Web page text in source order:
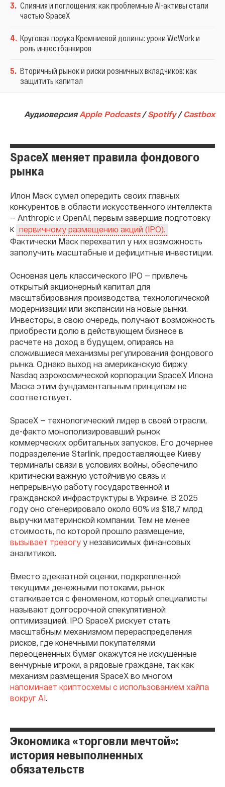
3. Слияния и поглощения: как проблемные AI-активы стали
частью SpaceX
4. Круговая порука Кремниевой долины: уроки WeWork и
роль инвестбанкиров
5. Вторичный рынок и риски розничных вкладчиков: как
защитить капитал
Аудиоверсия Apple Podcasts/Spotify/Сastbox
SpaceX меняет правила фондового
рынка
Илон Маск сумел опередить своих главных
конкурентов в области искусственного интеллекта
— Anthropic и OpenAI, первым завершив подготовку
к первичному размещению акций (IPO).
Фактически Маск перехватил у них возможность
заполучить масштабные и дефицитные инвестиции.
Основная цель классического IPO — привлечь
открытый акционерный капитал для
масштабирования производства, технологической
модернизации или экспансии на новые рынки.
Инвесторы, в свою очередь, получают возможность
приобрести долю в действующем бизнесе в
расчете на доход в будущем, опираясь на
сложившиеся механизмы регулирования фондового
рынка. Однако выход на американскую биржу
Nasdaq аэрокосмической корпорации SpaceX Илона
Маска этим фундаментальным принципам не
соответствует.
SpaceX — технологический лидер в своей отрасли,
де-факто монополизировавший рынок
коммерческих орбитальных запусков. Его дочернее
подразделение Starlink, предоставляющее Киеву
терминалы связи в условиях войны, обеспечило
критически важную устойчивую связь и
непрерывную работу государственной и
гражданской инфраструктуры в Украине. В 2025
году оно сгенерировало около 60% из $18,7 млрд
выручки материнской компании. Тем не менее
стоимость, по которой прошло размещение,
вызывает тревогу у независимых финансовых
аналитиков.
Вместо адекватной оценки, подкрепленной
текущими денежными потоками, рынок
сталкивается с феноменом, который специалисты
называют долгосрочной спекулятивной
оптимизацией. IPO SpaceX рискует стать
масштабным механизмом перераспределения
рисков, где конечными покупателями
переоцененных бумаг окажутся не искушенные
венчурные игроки, а рядовые граждане, так как
механизм размещения SpaceX во многом
напоминает криптосхемы с использованием хайпа
вокруг AI.
Экономика «торговли мечтой»:
история невыполненных
обязательств